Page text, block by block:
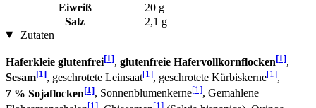
Eiweiß
20 g
Salz
2,1 g
Zutaten
Haferkleie glutenfrei[1], glutenfreie Hafervollkornflocken[1],
Sesam[1], geschrotete Leinsaat[1], geschrotete Kürbiskerne[1],
7 % Sojaflocken[1], Sonnenblumenkerne[1], Gemahlene
[1] [1]